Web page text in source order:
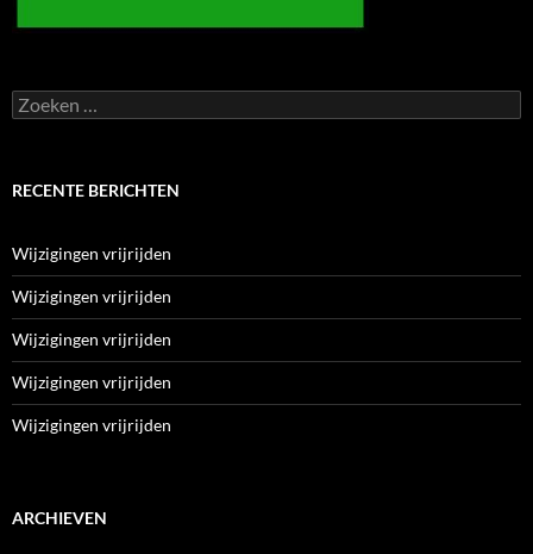
Zoeken
naar:
RECENTE BERICHTEN
Wijzigingen vrijrijden
Wijzigingen vrijrijden
Wijzigingen vrijrijden
Wijzigingen vrijrijden
Wijzigingen vrijrijden
ARCHIEVEN